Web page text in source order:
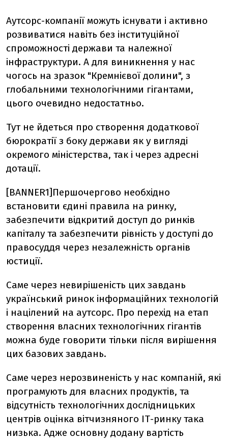
Аутсорс-компанії можуть існувати і активно
розвиватися навіть без інституційної
спроможності держави та належної
інфраструктури. А для виникнення у нас
чогось на зразок "Кремнієвої долини", з
глобальними технологічними гігантами,
цього очевидно недостатньо.
Тут не йдеться про створення додаткової
бюрократії з боку держави як у вигляді
окремого міністерства, так і через адресні
дотації.
[BANNER1]Першочергово необхідно
встановити єдині правила на ринку,
забезпечити відкритий доступ до ринків
капіталу та забезпечити рівність у доступі до
правосуддя через незалежність органів
юстиції.
Саме через невирішеність цих завдань
український ринок інформаційних технологій
і націлений на аутсорс. Про перехід на етап
створення власних технологічних гігантів
можна буде говорити тільки після вирішення
цих базових завдань.
Саме через нерозвиненість у нас компаній, які
програмують для власних продуктів, та
відсутність технологічних дослідницьких
центрів оцінка вітчизняного ІТ-ринку така
низька. Адже основну додану вартість